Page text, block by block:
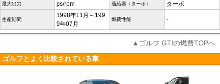
最大出力 ps/rpm 過給器（ターボ） ターボ
生産期間
1998年11月～199
9年07月
燃費性能 -
▲ゴルフ GTIの燃費TOPへ
ゴルフとよく比較されている車